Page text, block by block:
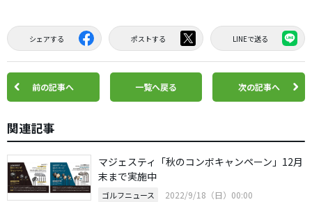
シェアする ポストする LINEで送る
前の記事へ 一覧へ戻る 次の記事へ
関連記事
マジェスティ「秋のコンボキャンペーン」12月
末まで実施中
ゴルフニュース 2022/9/18（日）00:00